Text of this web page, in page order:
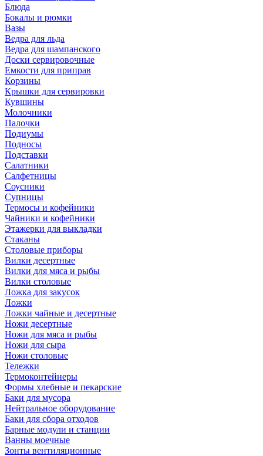
Блюда
Бокалы и рюмки
Вазы
Ведра для льда
Ведра для шампанского
Доски сервировочные
Емкости для приправ
Корзины
Крышки для сервировки
Кувшины
Молочники
Палочки
Подиумы
Подносы
Подставки
Салатники
Салфетницы
Соусники
Супницы
Термосы и кофейники
Чайники и кофейники
Этажерки для выкладки
Стаканы
Столовые приборы
Вилки десертные
Вилки для мяса и рыбы
Вилки столовые
Ложка для закусок
Ложки
Ложки чайные и десертные
Ножи десертные
Ножи для мяса и рыбы
Ножи для сыра
Ножи столовые
Тележки
Термоконтейнеры
Формы хлебные и пекарские
Баки для мусора
Нейтральное оборудование
Баки для сбора отходов
Барные модули и станции
Ванны моечные
Зонты вентиляционные